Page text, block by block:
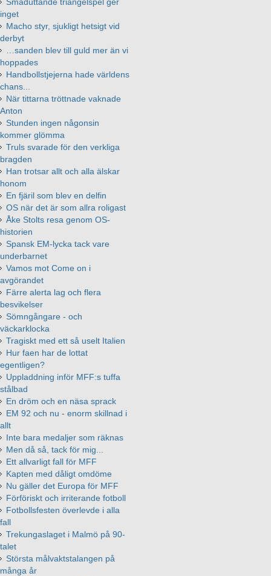
inget
Macho styr, sjukligt hetsigt vid
derbyt
…sanden blev till guld mer än vi
hoppades
Handbollstjejerna hade världens
chans...
När tittarna tröttnade vaknade
Anton
Stunden ingen någonsin
kommer glömma
Truls svarade för den verkliga
bragden
Han trotsar allt och alla älskar
honom
En fjäril som blev en delfin
OS när det är som allra roligast
Åke Stolts resa genom OS-
historien
Spansk EM-lycka tack vare
underbarnet
Vamos mot Come on i
avgörandet
Färre alerta lag och flera
besvikelser
Sömngångare - och
väckarklocka
Tragiskt med ett så uselt Italien
Hur faen har de lottat
egentligen?
Uppladdning inför MFF:s tuffa
stålbad
En dröm och en näsa sprack
EM 92 och nu - enorm skillnad i
allt
Inte bara medaljer som räknas
Men då så, tack för mig...
Ett allvarligt fall för MFF
Kapten med dåligt omdöme
Nu gäller det Europa för MFF
Förföriskt och irriterande fotboll
Fotbollsfesten överlevde i alla
fall
Trekungaslaget i Malmö på 90-
talet
Största målvaktstalangen på
många år